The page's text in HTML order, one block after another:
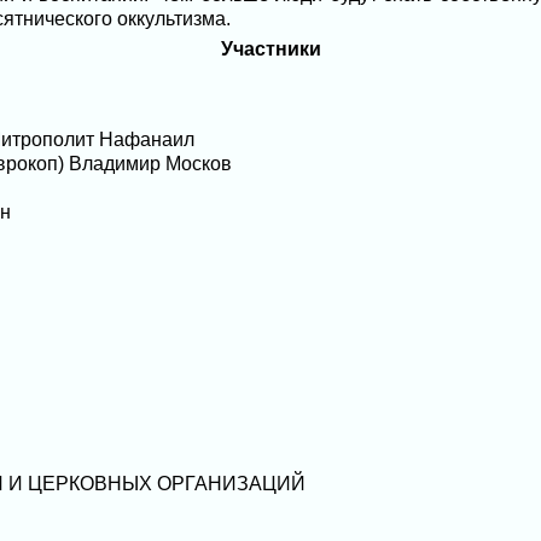
оккультизма.
Участники
Нафанаил
Владимир Москов
ЦЕРКОВНЫХ ОРГАНИЗАЦИЙ